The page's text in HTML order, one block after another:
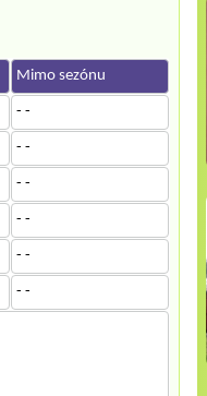
Mimo sezónu
- -
- -
- -
- -
- -
- -